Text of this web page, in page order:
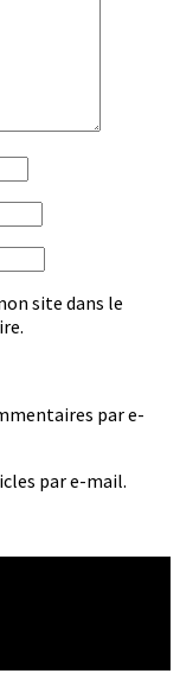
site dans le
par e-
par e-mail.